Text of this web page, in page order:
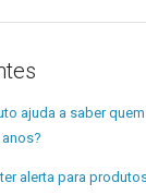
ajuda a saber
alerta para